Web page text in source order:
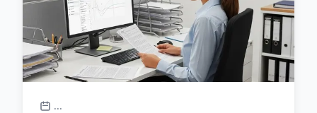
...